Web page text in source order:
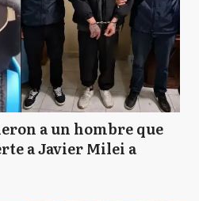
a un hombre que
a Javier Milei a